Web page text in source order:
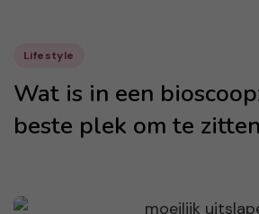
Lifestyle
Wat is in een
beste plek om te